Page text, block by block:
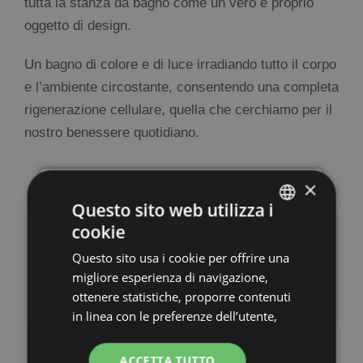
×
oggetto di design.
Un bagno di colore e di luce irradiando tutto il corpo
e l’ambiente circostante, consentendo una completa
rigenerazione cellulare, quella che cerchiamo per il
nostro benessere quotidiano.
Condividi questa notizia, scegli la tua
piattaforma!
FacebookLinkedInPinterest
ENGLISH
GERMAN
×
Questo sito web utilizza i
cookie
Questo sito usa i cookie per offrire una
migliore esperienza di navigazione,
ottenere statistiche, proporre contenuti
in linea con le preferenze dell’utente,
pubblicitari (advertising) e profilazione